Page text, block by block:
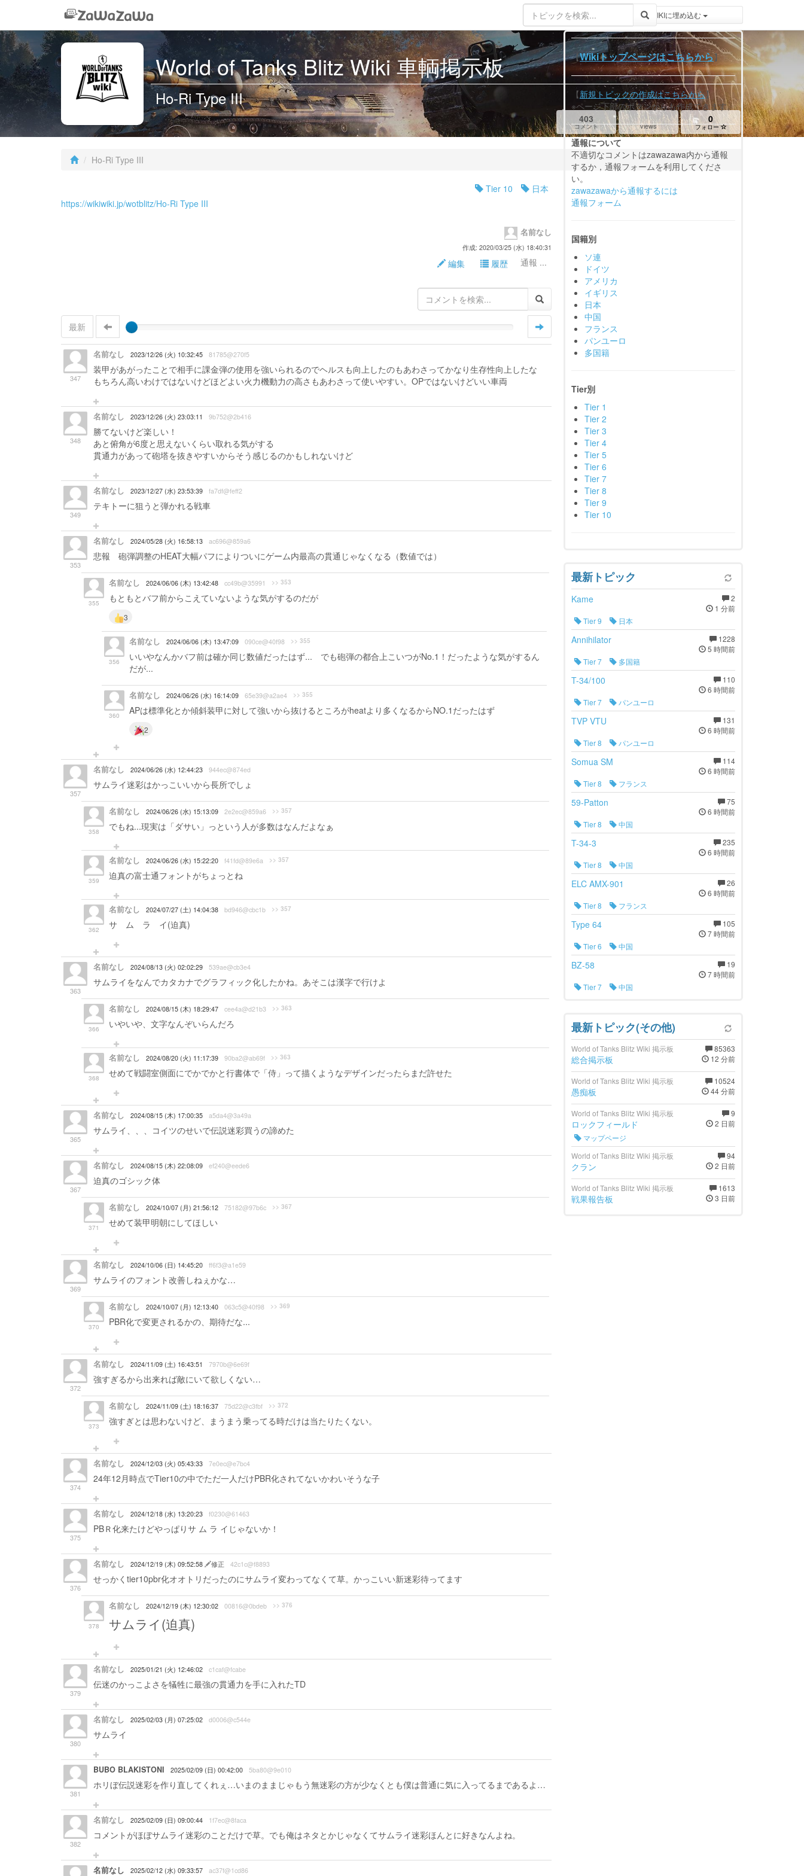
登録 / ログイン
World of Tanks Blitz Wiki 車輌掲示板
Ho-Ri Type III
403
コメント views
0
フォロー
Ho-Ri Type III
Tier 10
日本
https://wikiwiki.jp/wotblitz/Ho-Ri Type III
名前なし
作成: 2020/03/25 (水) 18:40:31
編集 履歴 通報 ...
最新
347
名前なし 2023/12/26 (火) 10:32:45 81785@270f5
装甲があがったことで相手に課金弾の使用を強いられるのでヘルスも向上したのもあわさってかなり生存性向上したな
もちろん高いわけではないけどほどよい火力機動力の高さもあわさって使いやすい。OPではないけどいい車両
348
名前なし 2023/12/26 (火) 23:03:11 9b752@2b416
勝てないけど楽しい！
あと俯角が6度と思えないくらい取れる気がする
貫通力があって砲塔を抜きやすいからそう感じるのかもしれないけど
349
名前なし 2023/12/27 (水) 23:53:39 fa7df@feff2
テキトーに狙うと弾かれる戦車
353
名前なし 2024/05/28 (火) 16:58:13 ac696@859a6
悲報 砲弾調整のHEAT大幅パフによりついにゲーム内最高の貫通じゃなくなる（数値では）
355
名前なし 2024/06/06 (木) 13:42:48 cc49b@35991 >> 353
もともとバフ前からこえていないような気がするのだが
3
356
名前なし 2024/06/06 (木) 13:47:09 090ce@40f98 >> 355
いいやなんかバフ前は確か同じ数値だったはず... でも砲弾の都合上こいつがNo.1！だったような気がするん
だが...
360
名前なし 2024/06/26 (水) 16:14:09 65e39@a2ae4 >> 355
APは標準化とか傾斜装甲に対して強いから抜けるところがheatより多くなるからNO.1だったはず
2
357
名前なし 2024/06/26 (水) 12:44:23 944ec@874ed
サムライ迷彩はかっこいいから長所でしょ
358
名前なし 2024/06/26 (水) 15:13:09 2e2ec@859a6 >> 357
でもね...現実は「ダサい」っという人が多数はなんだよなぁ
359
名前なし 2024/06/26 (水) 15:22:20 f41fd@89e6a >> 357
迫真の富士通フォントがちょっとね
362
名前なし 2024/07/27 (土) 14:04:38 bd946@cbc1b >> 357
サ ム ラ イ(迫真)
363
名前なし 2024/08/13 (火) 02:02:29 539ae@cb3e4
サムライをなんでカタカナでグラフィック化したかね。あそこは漢字で行けよ
366
名前なし 2024/08/15 (木) 18:29:47 cee4a@d21b3 >> 363
いやいや、文字なんぞいらんだろ
368
名前なし 2024/08/20 (火) 11:17:39 90ba2@ab69f >> 363
せめて戦闘室側面にでかでかと行書体で「侍」って描くようなデザインだったらまだ許せた
365
名前なし 2024/08/15 (木) 17:00:35 a5da4@3a49a
サムライ、、、コイツのせいで伝説迷彩買うの諦めた
367
名前なし 2024/08/15 (木) 22:08:09 ef240@eede6
迫真のゴシック体
371
名前なし 2024/10/07 (月) 21:56:12 75182@97b6c >> 367
せめて装甲明朝にしてほしい
369
名前なし 2024/10/06 (日) 14:45:20 ff6f3@a1e59
サムライのフォント改善しねぇかな…
370
名前なし 2024/10/07 (月) 12:13:40 063c5@40f98 >> 369
PBR化で変更されるかの、期待だな...
372
名前なし 2024/11/09 (土) 16:43:51 7970b@6e69f
強すぎるから出来れば敵にいて欲しくない…
373
名前なし 2024/11/09 (土) 18:16:37 75d22@c3fbf >> 372
強すぎとは思わないけど、まうまう乗ってる時だけは当たりたくない。
374
名前なし 2024/12/03 (火) 05:43:33 7e0ec@e7bc4
24年12月時点でTier10の中でただ一人だけPBR化されてないかわいそうな子
375
名前なし 2024/12/18 (水) 13:20:23 f0230@61463
PBＲ化来たけどやっぱりサ ム ラ イじゃないか！
376
名前なし 2024/12/19 (木) 09:52:58 修正 42c1c@f8893
せっかくtier10pbr化オオトリだったのにサムライ変わってなくて草。かっこいい新迷彩待ってます
378
名前なし 2024/12/19 (木) 12:30:02 00816@0bdeb >> 376
サムライ(迫真)
379
名前なし 2025/01/21 (火) 12:46:02 c1caf@fcabe
伝迷のかっこよさを犠牲に最強の貫通力を手に入れたTD
380
名前なし 2025/02/03 (月) 07:25:02 d0006@c544e
サムライ
381
BUBO BLAKISTONI 2025/02/09 (日) 00:42:00 5ba80@9e010
ホリぼ伝説迷彩を作り直してくれぇ…いまのままじゃもう無迷彩の方が少なくとも僕は普通に気に入ってるまであるよ…
382
名前なし 2025/02/09 (日) 09:00:44 1f7ec@8faca
コメントがほぼサムライ迷彩のことだけで草。でも俺はネタとかじゃなくてサムライ迷彩ほんとに好きなんよね。
名前なし 2025/02/12 (水) 09:33:57 ac37f@1cd86
トピックをWIKIWIKIに埋め込む
【Wikiトップページはこちらから】
【新規トピックの作成はこちらから】
※ページ下部のボタンからも作成できます。
通報について
不適切なコメントはzawazawa内から通報
するか，通報フォームを利用してくださ
い。
zawazawaから通報するには
通報フォーム
国籍別
ソ連
ドイツ
アメリカ
イギリス
日本
中国
フランス
パンユーロ
多国籍
Tier別
Tier 1
Tier 2
Tier 3
Tier 4
Tier 5
Tier 6
Tier 7
Tier 8
Tier 9
Tier 10
最新トピック
2
1 分前
Kame
Tier 9
日本
1228
5 時間前
Annihilator
Tier 7
多国籍
110
6 時間前
T-34/100
Tier 7
パンユーロ
131
6 時間前
TVP VTU
Tier 8
パンユーロ
114
6 時間前
Somua SM
Tier 8
フランス
75
6 時間前
59-Patton
Tier 8
中国
235
6 時間前
T-34-3
Tier 8
中国
26
6 時間前
ELC AMX-901
Tier 8
フランス
105
7 時間前
Type 64
Tier 6
中国
19
7 時間前
BZ-58
Tier 7 中国
最新トピック(その他)
85363
12 分前
World of Tanks Blitz Wiki 掲示板
総合掲示板
10524
44 分前
World of Tanks Blitz Wiki 掲示板
愚痴板
9
2 日前
World of Tanks Blitz Wiki 掲示板
ロックフィールド
マップページ
94
2 日前
World of Tanks Blitz Wiki 掲示板
クラン
1613
3 日前
World of Tanks Blitz Wiki 掲示板
戦果報告板